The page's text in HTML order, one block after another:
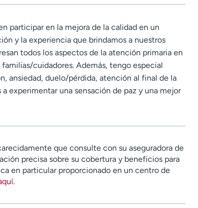
participar en la mejora de la calidad en un
y la experiencia que brindamos a nuestros
todos los aspectos de la atención primaria en
cuidadores. Además, tengo especial
ansiedad, duelo/pérdida, atención al final de la
experimentar una sensación de paz y una mejor
que consulte con su aseguradora de
precisa sobre su cobertura y beneficios para
en particular proporcionado en un centro de
.